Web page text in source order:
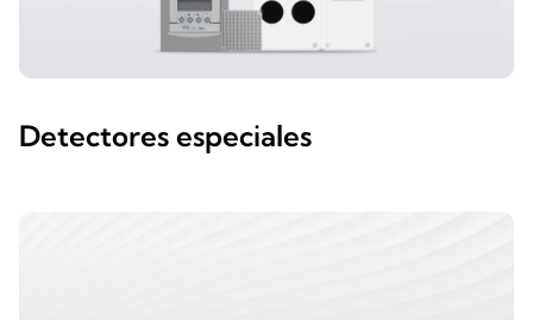
Detectores especiales